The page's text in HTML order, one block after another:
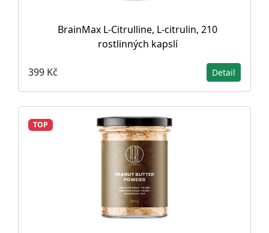
BrainMax L-Citrulline, L-citrulin, 210
rostlinných kapslí
399 Kč Detail
TOP